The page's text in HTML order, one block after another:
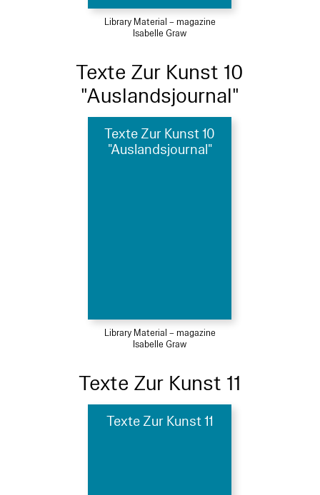
Library Material – magazine
Isabelle Graw
Texte Zur Kunst 10
"Auslandsjournal"
Texte Zur Kunst 10
"Auslandsjournal"
Library Material – magazine
Isabelle Graw
Texte Zur Kunst 11
Texte Zur Kunst 11